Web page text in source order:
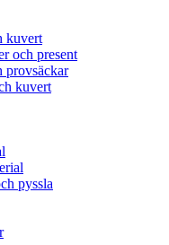
kuvert
och present
provsäckar
kuvert
pyssla